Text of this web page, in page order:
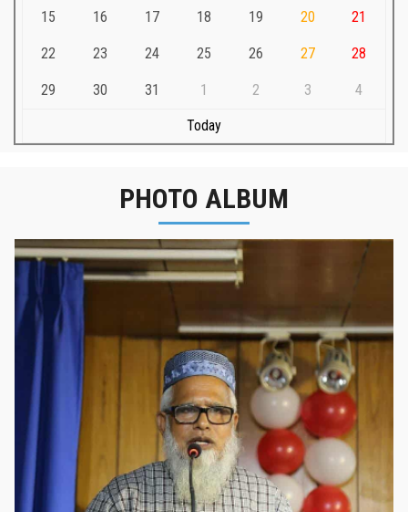
15 16 17 18 19 20 21
22 23 24 25 26 27 28
29 30 31 1 2 3 4
Today
PHOTO ALBUM
নবীনবরণ - ২০২৫